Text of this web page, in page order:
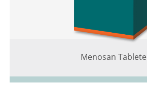
Menosan Tablete